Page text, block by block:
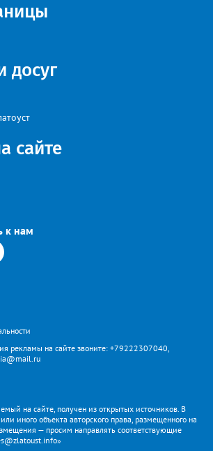
досуг
сайте
к нам
рекламы на сайте звоните: +79222307040,
на сайте, получен из открытых источников. В
иного объекта авторского права, размещенного на
— просим направлять соответствующие